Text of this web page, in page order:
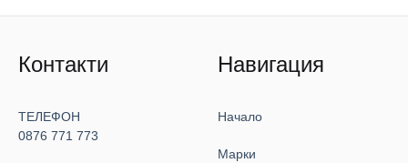
Контакти
ТЕЛЕФОН
0876 771 773
Навигация
Начало
Марки